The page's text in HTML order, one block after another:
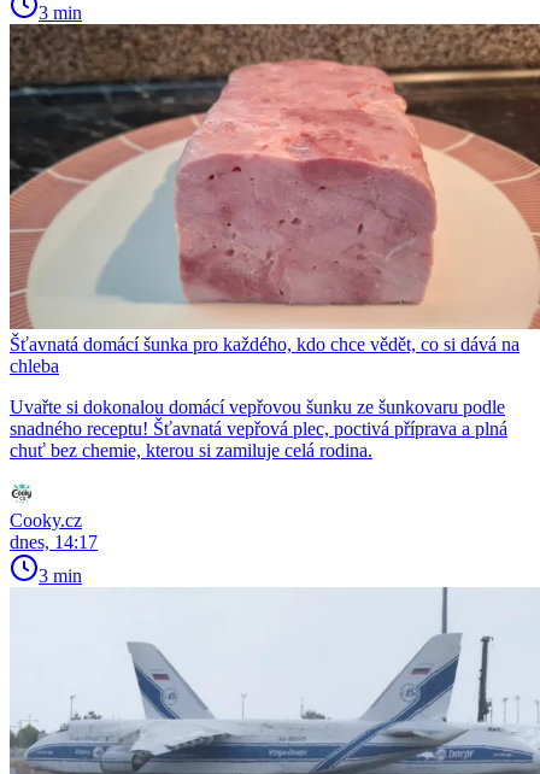
3 min
Šťavnatá domácí šunka pro každého, kdo chce vědět, co si dává na
chleba
Uvařte si dokonalou domácí vepřovou šunku ze šunkovaru podle
snadného receptu! Šťavnatá vepřová plec, poctivá příprava a plná
chuť bez chemie, kterou si zamiluje celá rodina.
Cooky.cz
dnes, 14:17
3 min